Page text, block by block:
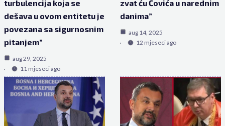
turbulencija koja se
dešava u ovom entitetu je
povezana sa sigurnosnim
pitanjem”
aug 29, 2025
11 mjeseci ago
zvat ću Čovića u narednim
danima”
aug 14, 2025
12 mjeseci ago